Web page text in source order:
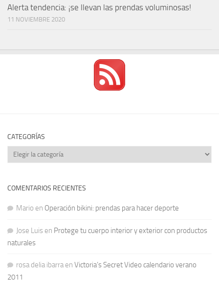
Alerta tendencia: ¡se llevan las prendas voluminosas!
11 NOVIEMBRE 2020
CATEGORÍAS
Categorías
COMENTARIOS RECIENTES
Mario en Operación bikini: prendas para hacer deporte
Jose Luis en Protege tu cuerpo interior y exterior con productos
naturales
rosa delia ibarraen Victoria’s Secret Video calendario verano
2011